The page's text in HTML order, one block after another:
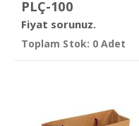
PLÇ-100
Fiyat sorunuz.
Toplam Stok: 0 Adet